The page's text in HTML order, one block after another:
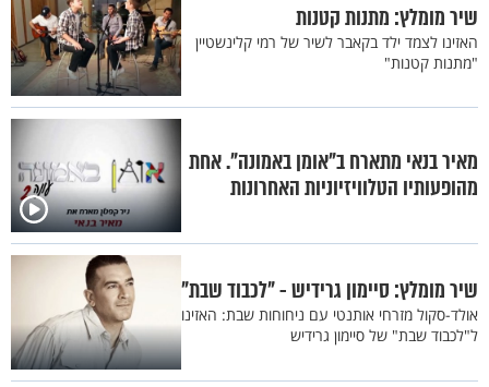
שיר מומלץ: מתנות קטנות
האזינו לצמד ילד בקאבר לשיר של רמי קלינשטיין
"מתנות קטנות"
מאיר בנאי מתארח ב"אומן באמונה". אחת
מהופעותיו הטלוויזיוניות האחרונות
שיר מומלץ: סיימון גרידיש - "לכבוד שבת"
אולד-סקול מזרחי אותנטי עם ניחוחות שבת: האזינו
ל"לכבוד שבת" של סיימון גרידיש